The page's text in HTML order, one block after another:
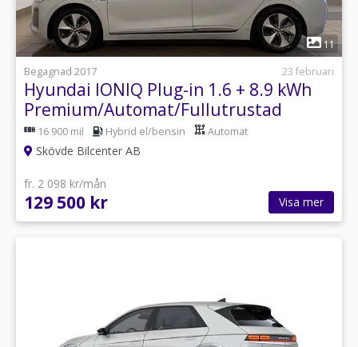
1
11
Begagnad 2017
23 februari
Hyundai IONIQ Plug-in 1.6 + 8.9 kWh
Premium/Automat/Fullutrustad
16 900 mil Hybrid el/bensin Automat
Skövde Bilcenter AB
fr. 2 098 kr/mån
129 500 kr Visa mer